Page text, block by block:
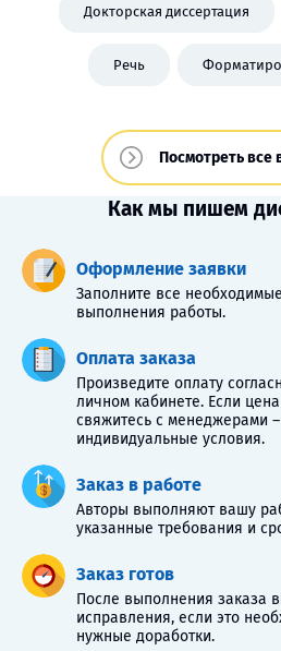
Докторская диссертация
Речь
Посмотреть все
Как мы пишем
Оформление заявки
Заполните все
выполнения работы.
Оплата заказа
Произведите оплату
личном кабинете. Если
свяжитесь с менеджерами
индивидуальные условия.
Заказ в работе
Авторы выполняют вашу
указанные требования и
Заказ готов
После выполнения заказа
исправления, если это
нужные доработки.